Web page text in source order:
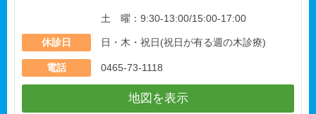
土 曜：9:30-13:00/15:00-17:00
休診日 日・木・祝日(祝日が有る週の木診療)
電話 0465-73-1118
地図を表示